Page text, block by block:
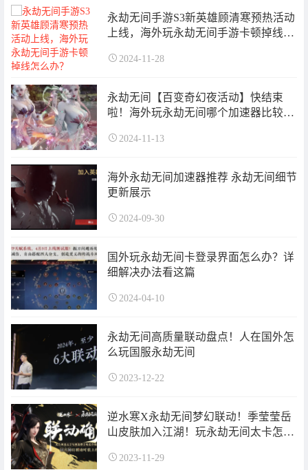
永劫无间手游S3新英雄顾清寒预热活动
上线，海外玩永劫无间手游卡顿掉线怎
2024-11-28
永劫无间【百变奇幻夜活动】快结束
啦！海外玩永劫无间哪个加速器比较
2024-11-13
海外永劫无间加速器推荐 永劫无间细节
更新展示
2024-09-30
国外玩永劫无间卡登录界面怎么办？详
细解决办法看这篇
2024-04-10
永劫无间高质量联动盘点！人在国外怎
么玩国服永劫无间
2023-12-22
逆水寒X永劫无间梦幻联动！季莹莹岳
山皮肤加入江湖！玩永劫无间太卡怎么
2023-11-29